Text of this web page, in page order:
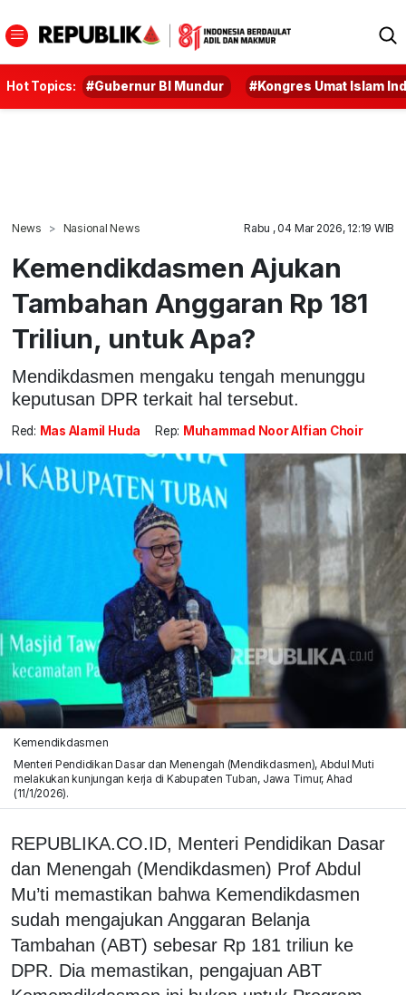
Hot Topics: #Gubernur BI Mundur #Kongres Umat Islam
News Nasional News Rabu , 04 Mar 2026, 12:19 WIB
Kemendikdasmen Ajukan
Tambahan Anggaran Rp 181
Triliun, untuk Apa?
Mendikdasmen mengaku tengah menunggu
keputusan DPR terkait hal tersebut.
Red: Mas Alamil Huda Rep: Muhammad Noor Alfian Choir
Kemendikdasmen
Menteri Pendidikan Dasar dan Menengah (Mendikdasmen), Abdul Muti
melakukan kunjungan kerja di Kabupaten Tuban, Jawa Timur, Ahad
(11/1/2026).
REPUBLIKA.CO.ID, Menteri Pendidikan Dasar
dan Menengah (Mendikdasmen) Prof Abdul
Mu’ti memastikan bahwa Kemendikdasmen
sudah mengajukan Anggaran Belanja
Tambahan (ABT) sebesar Rp 181 triliun ke
DPR. Dia memastikan, pengajuan ABT